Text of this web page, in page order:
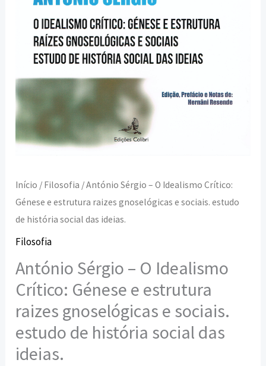
Início / Filosofia / António Sérgio – O Idealismo Crítico:
Génese e estrutura raizes gnoselógicas e sociais. estudo
de história social das ideias.
Filosofia
António Sérgio – O Idealismo
Crítico: Génese e estrutura
raizes gnoselógicas e sociais.
estudo de história social das
ideias.
estrutura
raizes
gnoselógicas
sociais.
estudo
de
história
ideias.